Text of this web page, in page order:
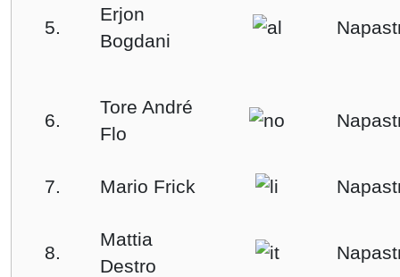
5.
Erjon
Bogdani
6.
Tore André
Flo
7. Mario Frick
8.
Mattia
Destro